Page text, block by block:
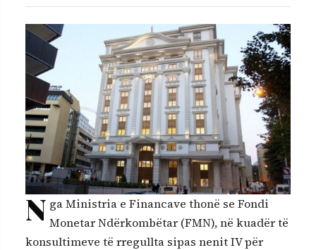
N ga Ministria e Financave thonë se Fondi
Monetar Ndërkombëtar (FMN), në kuadër të
konsultimeve të rregullta sipas nenit IV për